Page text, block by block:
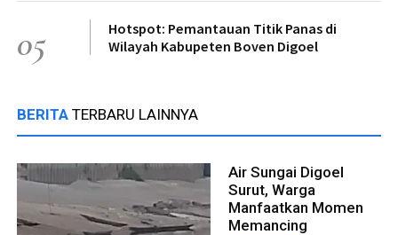
05
Hotspot: Pemantauan Titik Panas di
Wilayah Kabupeten Boven Digoel
BERITA TERBARU LAINNYA
Air Sungai Digoel
Surut, Warga
Manfaatkan Momen
Memancing